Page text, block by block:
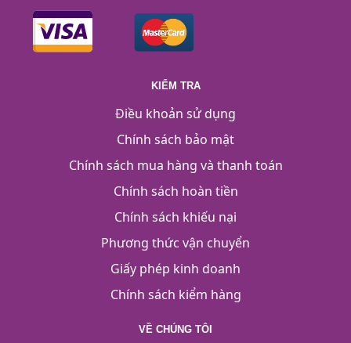
KIỂM TRA
Điều khoản sử dụng
Chính sách bảo mật
Chính sách mua hàng và thanh toán
Chính sách hoàn tiền
Chính sách khiếu nại
Phương thức vận chuyển
Giấy phép kinh doanh
Chính sách kiểm hàng
VỀ CHÚNG TÔI